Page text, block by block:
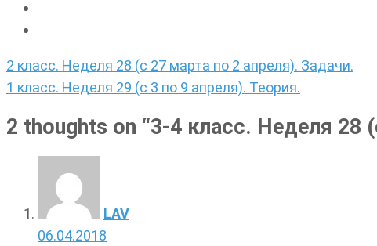
Навигация
по
2 класс. Неделя 28 (с 27 марта по 2 апреля). Задачи.
1 класс. Неделя 29 (с 3 по 9 апреля). Теория.
2 thoughts on “3-4 класс. Неделя 28
LAV
06.04.2018